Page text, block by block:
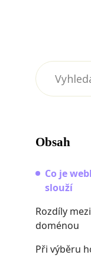
Obsah
Co je
slouží
Rozdíly
doménou
Při výběru